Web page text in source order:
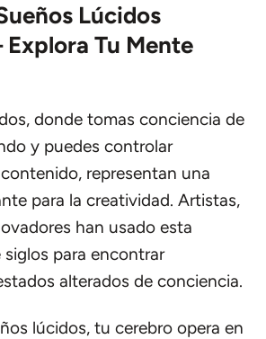
Lúcidos
Tu Mente
donde tomas conciencia de
y puedes controlar
representan una
para la creatividad. Artistas,
han usado esta
para encontrar
alterados de conciencia.
lúcidos, tu cerebro opera en